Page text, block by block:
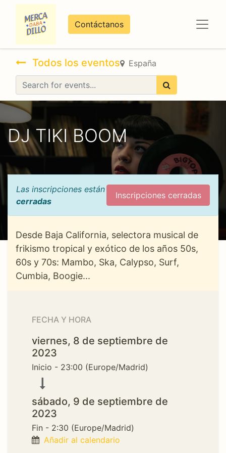
Contáctanos
Todos los eventos España
DJ TIKI BOOM
Las inscripciones están
cerradas
Inscripciones cerradas
Desde Baja California, selectora musical de
frikismo tropical y exótico de los años 50s,
60s y 70s: Mambo, Ska, Calypso, Surf,
Cumbia, Boogie...
FECHA Y HORA
viernes, 8 de septiembre de
2023
Inicio - 23:00 (Europe/Madrid)
sábado, 9 de septiembre de
2023
Fin - 2:30 (Europe/Madrid)
Añadir al calendario